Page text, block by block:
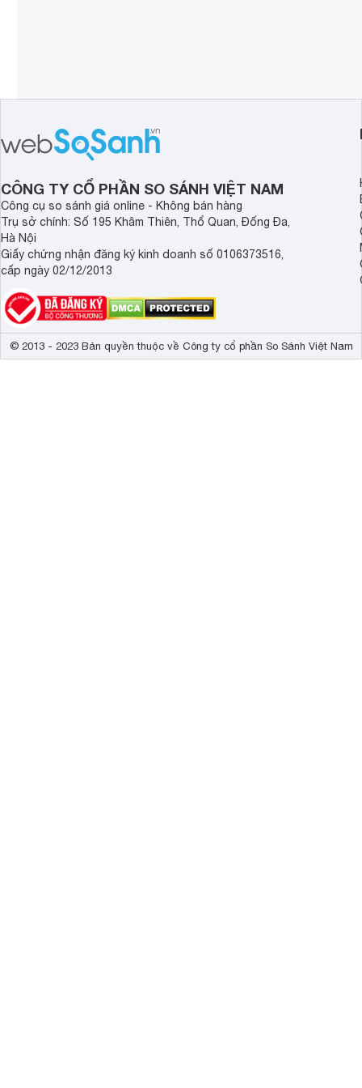
Công nghệ âm thanh
Tổng công suất loa
Số lượng loa 2 loa
Kích thước có chân, đặt bàn 71.5 x 46.5 x
Trọng lượng có chân
Kích thước không chân, treo tường 71.5 x 42.2 x
Trọng lượng không có chân
CÔNG TY CỔ PHẦN SO SÁNH VIỆT NAM
Công cụ so sánh giá online - Không bán hàng
Trụ sở chính: Số 195 Khâm Thiên, Thổ Quan, Đống Đa,
Hà Nội
Giấy chứng nhận đăng ký kinh doanh số 0106373516,
cấp ngày 02/12/2013
© 2013 - 2023 Bản quyền thuộc về Công ty cổ phần So Sánh Việt Nam